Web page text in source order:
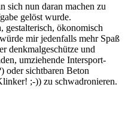
sich nun daran machen zu
gelöst wurde.
gestalterisch, ökonomisch
mir jedenfalls mehr Spaß
denkmalgeschütze und
umziehende Intersport-
oder sichtbaren Beton
;-)) zu schwadronieren.